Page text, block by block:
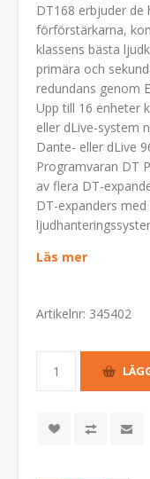
DT168 erbjuder de
förförstärkarna,
klassens bästa
primära och
redundans genom
Upp till 16 enheter
eller dLive-system
Dante- eller dLive
Programvaran DT
av flera DT-
DT-expanders
Läs mer
Artikelnr: 345402